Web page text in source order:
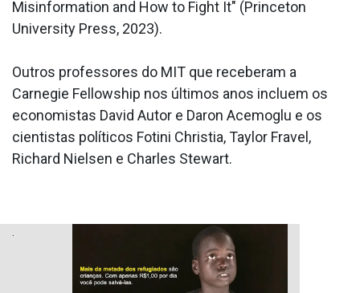
Misinformation and How to Fight It" (Princeton
University Press, 2023).
Outros professores do MIT que receberam a
Carnegie Fellowship nos últimos anos incluem os
economistas David Autor e Daron Acemoglu e os
cientistas políticos Fotini Christia, Taylor Fravel,
Richard Nielsen e Charles Stewart.
.